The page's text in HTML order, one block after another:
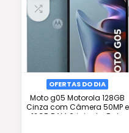
OFERTAS DO DIA
Moto g05 Motorola 128GB
Cinza com Câmera 50MP e
12GB RAM Original – Frete